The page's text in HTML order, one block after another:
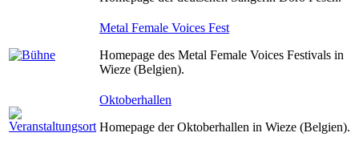
Metal Female Voices Fest
Homepage des Metal Female Voices Festivals in
Wieze (Belgien).
Oktoberhallen
Homepage der Oktoberhallen in Wieze (Belgien).